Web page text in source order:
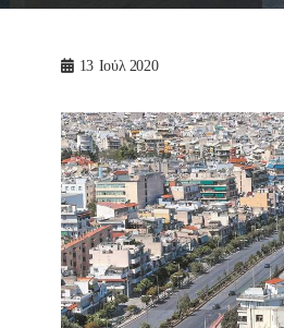
13 Ιούλ 2020